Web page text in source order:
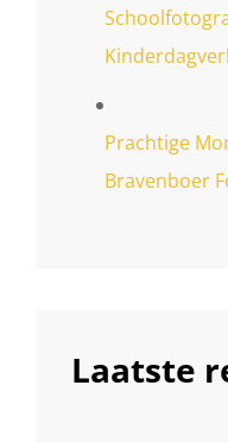
Prachtige
Bravenboer
Laatste